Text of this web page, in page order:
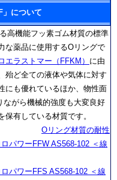
」について
高機能フッ素ゴム材質の標準
な薬品に使用するOリングで
エラストマー（FFKM） に由
殆ど全ての液体や気体に対す
にも優れているほか、物性面
がら機械的強度も大変良好
有している材質です。
Oリング材質の耐性
パワーFFW AS568-102 ＜線
パワーFFS AS568-102 ＜線